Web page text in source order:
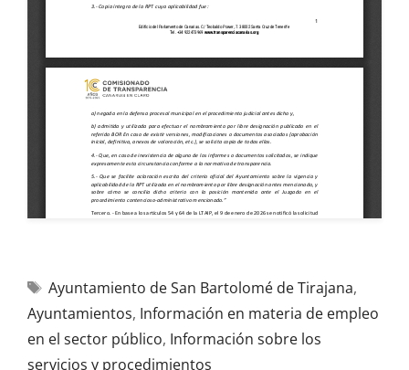
Ayuntamiento de San Bartolomé de Tirajana,
Ayuntamientos, Información en materia de empleo
en el sector público, Información sobre los
servicios y procedimientos